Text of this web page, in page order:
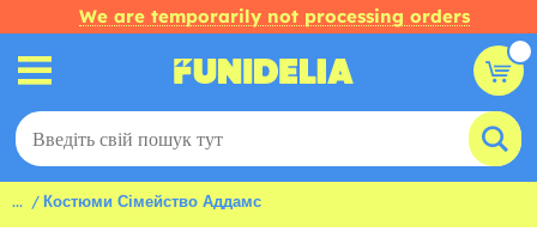
We are temporarily not processing orders
... Костюми Сімейство Аддамс